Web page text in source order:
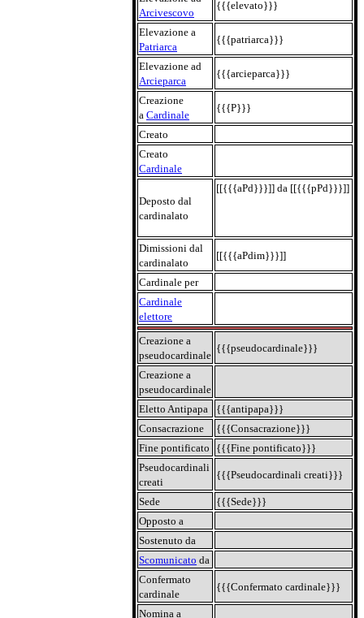
Arcivescovo
{{{elevato}}}
Elevazione a
Patriarca
{{{patriarca}}}
Elevazione ad
Arcieparca
{{{arcieparca}}}
Creazione
a Cardinale
{{{P}}}
Creato
Creato
Cardinale
Deposto dal
cardinalato
[[{{{aPd}}}]] da [[{{{pPd}}}]]
Dimissioni dal
cardinalato
[[{{{aPdim}}}]]
Cardinale per
Cardinale
elettore
Creazione a
pseudocardinale
{{{pseudocardinale}}}
Creazione a
pseudocardinale
Eletto Antipapa
{{{antipapa}}}
Consacrazione
{{{Consacrazione}}}
Fine pontificato
{{{Fine pontificato}}}
Pseudocardinali
creati
{{{Pseudocardinali creati}}}
Sede
{{{Sede}}}
Opposto a
Sostenuto da
Scomunicato da
Confermato
cardinale
{{{Confermato cardinale}}}
Nomina a